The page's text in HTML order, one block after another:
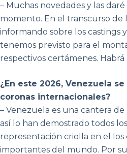
– Muchas novedades y las
momento. En el transcurso de
informando sobre los castings
tenemos previsto para el
respectivos certámenes. Habrá
¿En este 2026, Venezuela
coronas internacionales?
– Venezuela es una cantera de
así lo han demostrado todos
representación criolla en el los
importantes del mundo. Por